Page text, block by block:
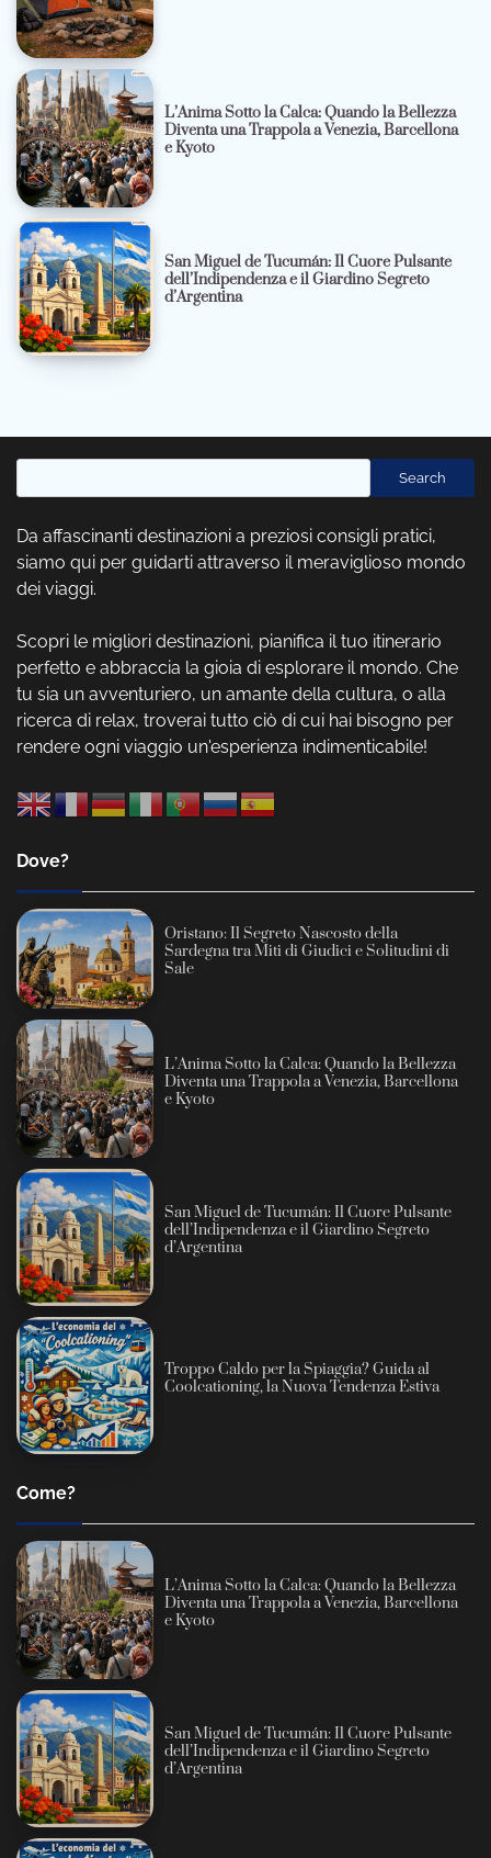
L’Anima Sotto la Calca: Quando la Bellezza
Diventa una Trappola a Venezia, Barcellona
e Kyoto
San Miguel de Tucumán: Il Cuore Pulsante
dell’Indipendenza e il Giardino Segreto
d’Argentina
Search
Da affascinanti destinazioni a preziosi consigli pratici,
siamo qui per guidarti attraverso il meraviglioso mondo
dei viaggi.
Scopri le migliori destinazioni, pianifica il tuo itinerario
perfetto e abbraccia la gioia di esplorare il mondo. Che
tu sia un avventuriero, un amante della cultura, o alla
ricerca di relax, troverai tutto ciò di cui hai bisogno per
rendere ogni viaggio un'esperienza indimenticabile!
Dove?
Oristano: Il Segreto Nascosto della
Sardegna tra Miti di Giudici e Solitudini di
Sale
L’Anima Sotto la Calca: Quando la Bellezza
Diventa una Trappola a Venezia, Barcellona
e Kyoto
San Miguel de Tucumán: Il Cuore Pulsante
dell’Indipendenza e il Giardino Segreto
d’Argentina
Troppo Caldo per la Spiaggia? Guida al
Coolcationing, la Nuova Tendenza Estiva
Come?
L’Anima Sotto la Calca: Quando la Bellezza
Diventa una Trappola a Venezia, Barcellona
e Kyoto
San Miguel de Tucumán: Il Cuore Pulsante
dell’Indipendenza e il Giardino Segreto
d’Argentina